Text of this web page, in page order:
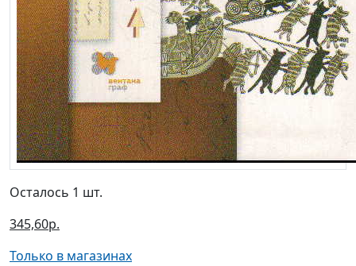
Осталось 1 шт.
345,60р.
Только в магазинах